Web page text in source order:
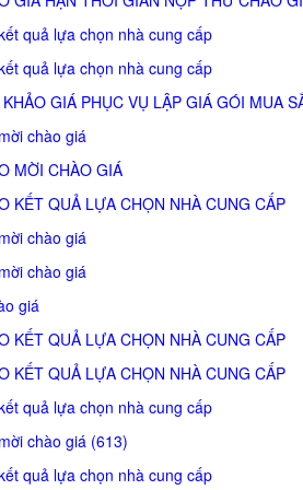
quả lựa chọn nhà cung cấp
quả lựa chọn nhà cung cấp
GIÁ PHỤC VỤ LẬP GIÁ GÓI MUA
chào giá
MỜI CHÀO GIÁ
KẾT QUẢ LỰA CHỌN NHÀ CUNG CẤP
chào giá
chào giá
giá
KẾT QUẢ LỰA CHỌN NHÀ CUNG CẤP
KẾT QUẢ LỰA CHỌN NHÀ CUNG CẤP
quả lựa chọn nhà cung cấp
chào giá (613)
quả lựa chọn nhà cung cấp